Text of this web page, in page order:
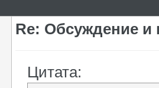
Re: Обсуждение
Цитата: